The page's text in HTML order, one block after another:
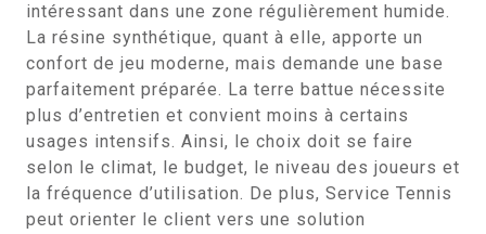
intéressant dans une zone régulièrement humide.
La résine synthétique, quant à elle, apporte un
confort de jeu moderne, mais demande une base
parfaitement préparée. La terre battue nécessite
plus d’entretien et convient moins à certains
usages intensifs. Ainsi, le choix doit se faire
selon le climat, le budget, le niveau des joueurs et
la fréquence d’utilisation. De plus, Service Tennis
peut orienter le client vers une solution